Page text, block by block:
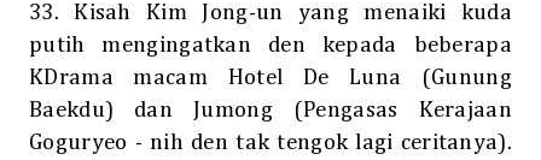
33. Kisah Kim Jong-un yang menaiki kuda
putih mengingatkan den kepada beberapa
KDrama macam Hotel De Luna (Gunung
Baekdu) dan Jumong (Pengasas Kerajaan
Goguryeo - nih den tak tengok lagi ceritanya).